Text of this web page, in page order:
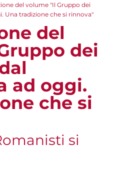
del volume "Il Gruppo dei
Una tradizione che si rinnova"
del
dei
ad oggi.
che si
si